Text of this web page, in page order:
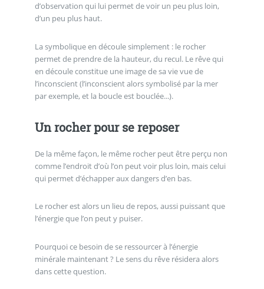
d’observation qui lui permet de voir un peu plus loin,
d’un peu plus haut.
La symbolique en découle simplement : le rocher
permet de prendre de la hauteur, du recul. Le rêve qui
en découle constitue une image de sa vie vue de
l’inconscient (l’inconscient alors symbolisé par la mer
par exemple, et la boucle est bouclée...).
Un rocher pour se reposer
De la même façon, le même rocher peut être perçu non
comme l’endroit d’où l’on peut voir plus loin, mais celui
qui permet d’échapper aux dangers d’en bas.
Le rocher est alors un lieu de repos, aussi puissant que
l’énergie que l’on peut y puiser.
Pourquoi ce besoin de se ressourcer à l’énergie
minérale maintenant ? Le sens du rêve résidera alors
dans cette question.